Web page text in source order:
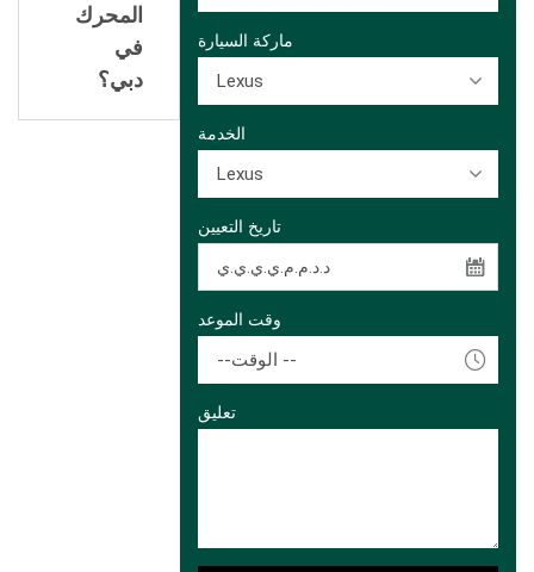
المحرك
في
دبي؟
ماركة السيارة
Lexus
الخدمة
Lexus
تاريخ التعيين
وقت الموعد
--الوقت --
تعليق